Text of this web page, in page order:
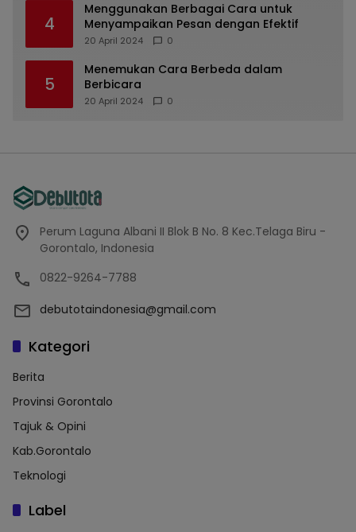
4
Menggunakan Berbagai Cara untuk
Menyampaikan Pesan dengan Efektif
20 April 2024 0
5
Menemukan Cara Berbeda dalam
Berbicara
20 April 2024 0
Perum Laguna Albani II Blok B No. 8 Kec.Telaga Biru -
Gorontalo, Indonesia
0822-9264-7788
debutotaindonesia@gmail.com
Kategori
Berita
Provinsi Gorontalo
Tajuk & Opini
Kab.Gorontalo
Teknologi
Label